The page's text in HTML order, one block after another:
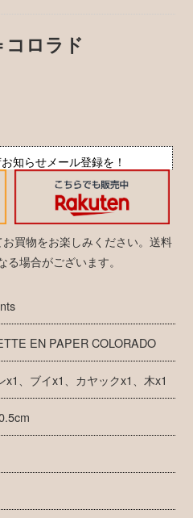
ロラド
知らせメール登録を！
買物をお楽しみください。送料
場合がございます。
EN PAPER COLORADO
x1、ブイx1、カヤックx1、木x1